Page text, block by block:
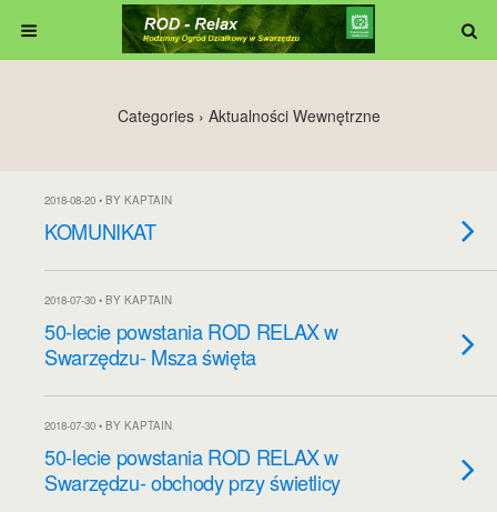
Categories › Aktualności Wewnętrzne
2018-08-20 • BY KAPTAIN
KOMUNIKAT
2018-07-30 • BY KAPTAIN
50-lecie powstania ROD RELAX w
Swarzędzu- Msza święta
2018-07-30 • BY KAPTAIN
50-lecie powstania ROD RELAX w
Swarzędzu- obchody przy świetlicy